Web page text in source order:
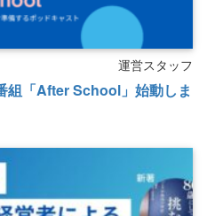
運営スタッフ
組「After School」始動しま